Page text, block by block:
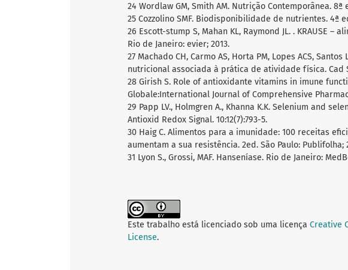
24 Wordlaw GM, Smith AM. Nutrição Contemporânea. 8ª
25 Cozzolino SMF. Biodisponibilidade de nutrientes. 4ª
26 Escott-stump S, Mahan KL, Raymond JL. . KRAUSE –
Rio de Janeiro: evier; 2013.
27 Machado CH, Carmo AS, Horta PM, Lopes ACS,
nutricional associada à prática de atividade física. Cad
28 Girish S. Role of antioxidante vitamins in imune
Globale:International Journal of Comprehensive
29 Papp LV., Holmgren A., Khanna K.K. Selenium and
Antioxid Redox Signal. 10:12(7):793-5.
30 Haig C. Alimentos para a imunidade: 100 receitas
aumentam a sua resistência. 2ed. São Paulo: Publifolha;
31 Lyon S., Grossi, MAF. Hanseníase. Rio de Janeiro:
Este trabalho está licenciado sob uma licença Creative
License.